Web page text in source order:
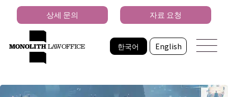
한국어 English
상세 문의 자료 요청